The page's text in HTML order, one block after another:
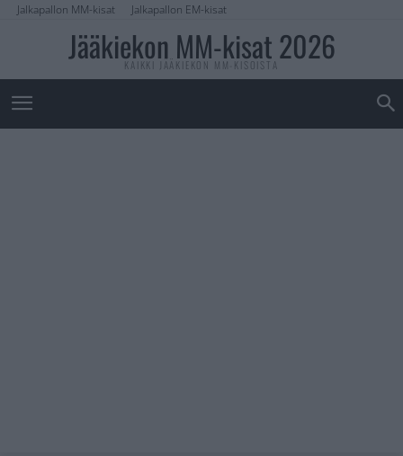
Jalkapallon MM-kisat Jalkapallon EM-kisat
Jääkiekon MM-kisat 2026
KAIKKI JÄÄKIEKON MM-KISOISTA